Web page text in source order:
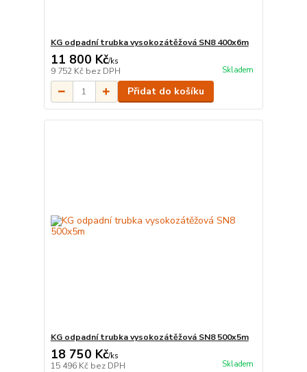
KG odpadní trubka vysokozátěžová SN8 400x6m
11 800 Kč/ks
9 752 Kč bez DPH Skladem
Přidat do košíku
KG odpadní trubka vysokozátěžová SN8 500x5m
18 750 Kč/ks
15 496 Kč bez DPH Skladem